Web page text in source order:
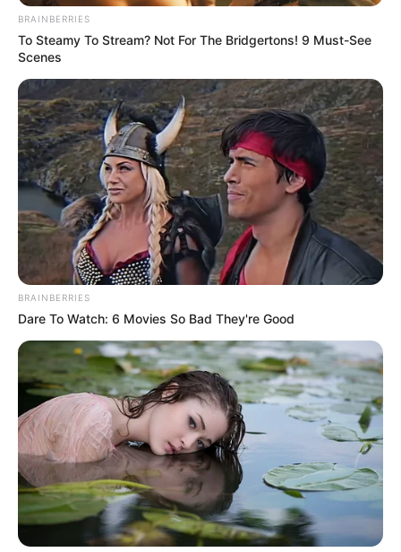
BRAINBERRIES
To Steamy To Stream? Not For The Bridgertons! 9 Must-See
Scenes
BRAINBERRIES
Dare To Watch: 6 Movies So Bad They're Good